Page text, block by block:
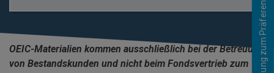
OEIC-Materialien kommen ausschließlich bei der Betreuung
von Bestandskunden und nicht beim Fondsvertrieb zum